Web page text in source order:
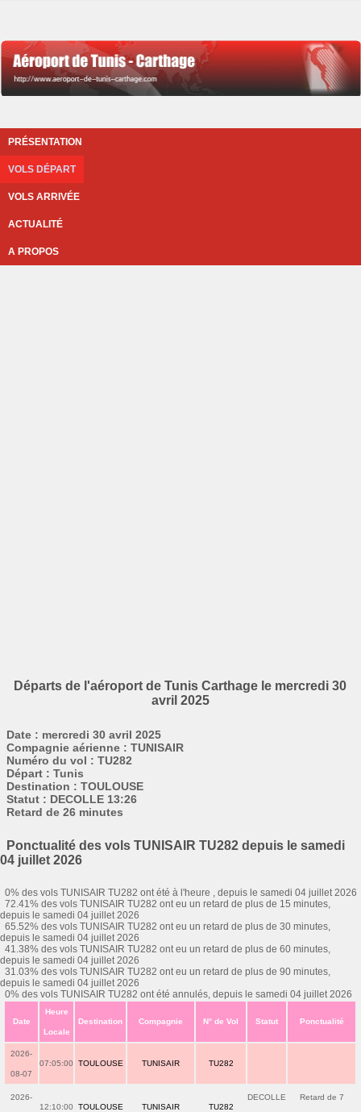
PRÉSENTATION
VOLS DÉPART
VOLS ARRIVÉE
ACTUALITÉ
A PROPOS
Départs de l'aéroport de Tunis Carthage le mercredi 30
avril 2025
Date : mercredi 30 avril 2025
Compagnie aérienne : TUNISAIR
Numéro du vol : TU282
Départ : Tunis
Destination : TOULOUSE
Statut : DECOLLE 13:26
Retard de 26 minutes
Ponctualité des vols TUNISAIR TU282 depuis le samedi
04 juillet 2026
0% des vols TUNISAIR TU282 ont été à l'heure , depuis le samedi 04 juillet 2026
72.41% des vols TUNISAIR TU282 ont eu un retard de plus de 15 minutes,
depuis le samedi 04 juillet 2026
65.52% des vols TUNISAIR TU282 ont eu un retard de plus de 30 minutes,
depuis le samedi 04 juillet 2026
41.38% des vols TUNISAIR TU282 ont eu un retard de plus de 60 minutes,
depuis le samedi 04 juillet 2026
31.03% des vols TUNISAIR TU282 ont eu un retard de plus de 90 minutes,
depuis le samedi 04 juillet 2026
0% des vols TUNISAIR TU282 ont été annulés, depuis le samedi 04 juillet 2026
Date
Heure
Locale
Destination Compagnie N° de Vol Statut Ponctualité
2026-
08-07
07:05:00 TOULOUSE TUNISAIR TU282
2026-
12:10:00 TOULOUSE TUNISAIR TU282
DECOLLE Retard de 7